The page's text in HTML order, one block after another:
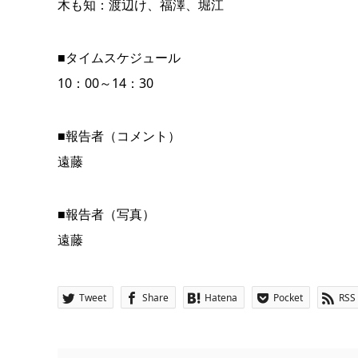
木も知：渡辺け、福澤、堀江
■タイムスケジュール
10：00～14：30
■報告者（コメント）
遠藤
■報告者（写真）
遠藤
Tweet Share Hatena Pocket RSS